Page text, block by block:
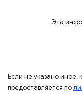
Эта
Если не указано иное,
предоставляется по